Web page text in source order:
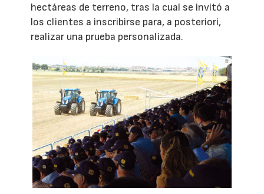
hectáreas de terreno, tras la cual se invitó a
los clientes a inscribirse para, a posteriori,
realizar una prueba personalizada.